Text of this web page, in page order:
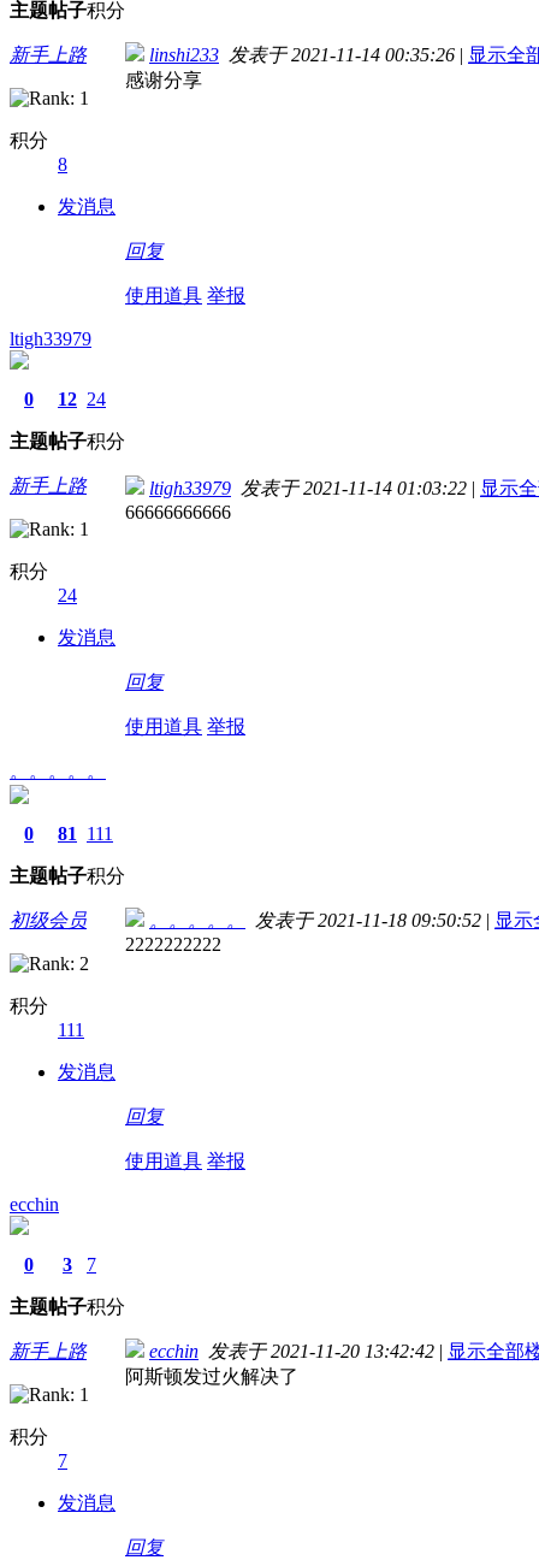
主题帖子积分
新手上路
积分
8
发消息
linshi233 发表于 2021-11-14 00:35:26 | 显示全
感谢分享
回复
使用道具 举报
ltigh33979
0
主题
12
帖子
24
积分
新手上路
积分
24
发消息
ltigh33979 发表于 2021-11-14 01:03:22 | 显示
66666666666
回复
使用道具 举报
。。。。。
0
主题
81
帖子
111
积分
初级会员
积分
111
发消息
。。。。。 发表于 2021-11-18 09:50:52 | 显示
2222222222
回复
使用道具 举报
ecchin
0
主题
3
帖子
7
积分
新手上路
积分
7
发消息
ecchin 发表于 2021-11-20 13:42:42 | 显示全部
阿斯顿发过火解决了
回复